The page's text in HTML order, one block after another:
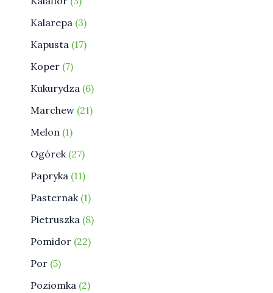
Kalarepa 3
Kapusta 17
Koper 7
Kukurydza 6
Marchew 21
Melon 1
Ogórek 27
Papryka 11
Pasternak 1
Pietruszka 8
Pomidor 22
Por 5
Poziomka 2